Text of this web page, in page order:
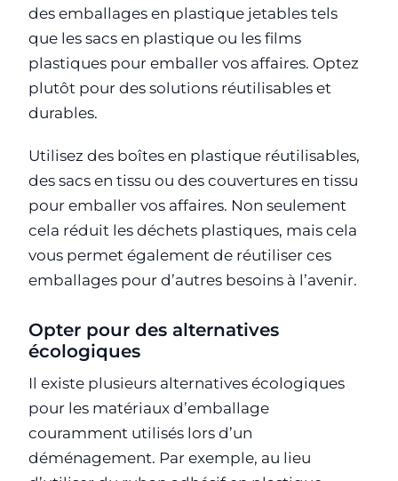
des emballages en plastique jetables tels
que les sacs en plastique ou les films
plastiques pour emballer vos affaires. Optez
plutôt pour des solutions réutilisables et
durables.
Utilisez des boîtes en plastique réutilisables,
des sacs en tissu ou des couvertures en tissu
pour emballer vos affaires. Non seulement
cela réduit les déchets plastiques, mais cela
vous permet également de réutiliser ces
emballages pour d’autres besoins à l’avenir.
Opter pour des alternatives
écologiques
Il existe plusieurs alternatives écologiques
pour les matériaux d’emballage
couramment utilisés lors d’un
déménagement. Par exemple, au lieu